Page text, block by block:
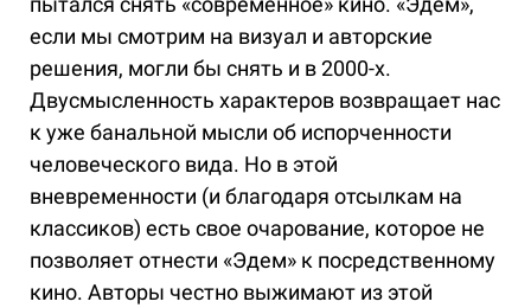
если мы смотрим на визуал и авторские
решения, могли бы снять и в 2000-х.
Двусмысленность характеров возвращает нас
к уже банальной мысли об испорченности
человеческого вида. Но в этой
вневременности (и благодаря отсылкам на
классиков) есть свое очарование, которое не
позволяет отнести «Эдем» к посредственному
кино. Авторы честно выжимают из этой